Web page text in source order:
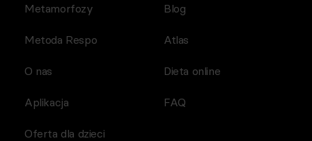
Metamorfozy
Metoda Respo
O nas
Aplikacja
Blog
Atlas
Dieta online
FAQ
Oferta dla dzieci